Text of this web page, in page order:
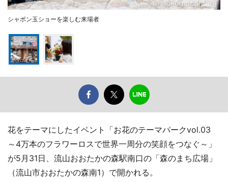
シャボン玉ショーを楽しむ来場者
花をテーマにしたイベント「お花のテーマパークvol.03
～4万本のフラワーロスで世界一周分の笑顔をつなぐ～」
が5月31日、流山おおたかの森駅南口の「森のまち広場」
（流山市おおたかの森南1）で開かれる。